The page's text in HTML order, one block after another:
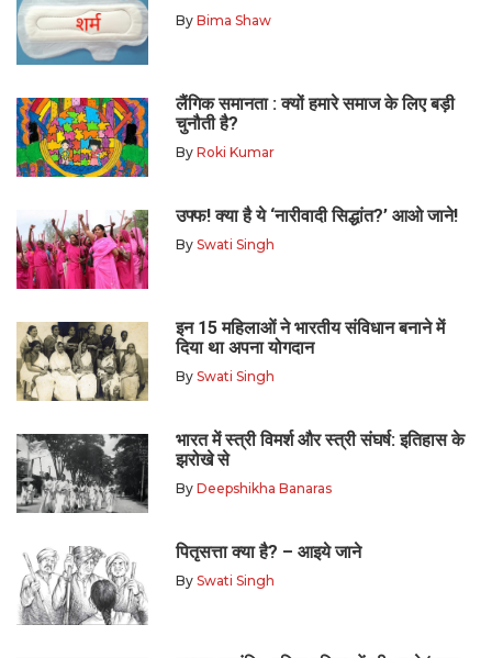
By Bima Shaw
लैंगिक समानता : क्यों हमारे समाज के लिए बड़ी
चुनौती है?
By Roki Kumar
उफ्फ! क्या है ये ‘नारीवादी सिद्धांत?’ आओ जाने!
By Swati Singh
इन 15 महिलाओं ने भारतीय संविधान बनाने में
दिया था अपना योगदान
By Swati Singh
भारत में स्त्री विमर्श और स्त्री संघर्ष: इतिहास के
झरोखे से
By Deepshikha Banaras
पितृसत्ता क्या है? – आइये जाने
By Swati Singh